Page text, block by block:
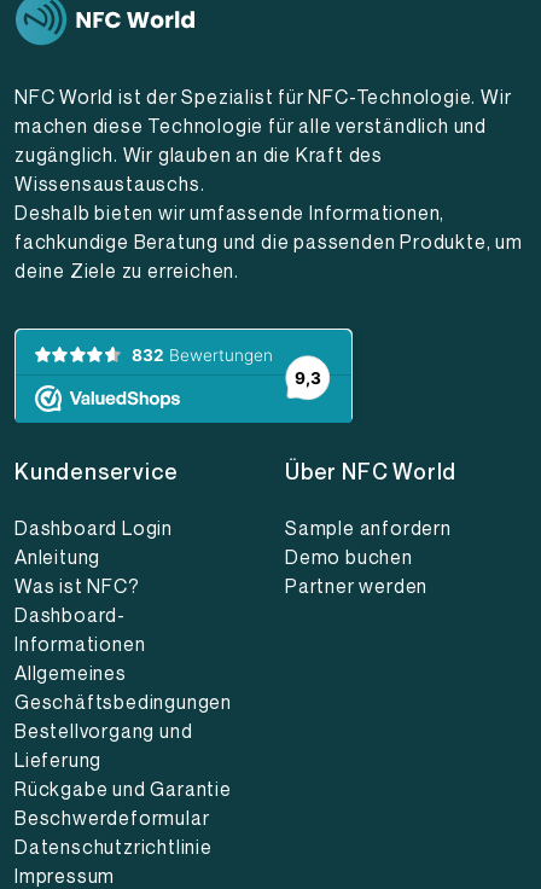
NFC World ist der Spezialist für NFC-Technologie. Wir
machen diese Technologie für alle verständlich und
zugänglich. Wir glauben an die Kraft des
Wissensaustauschs.
Deshalb bieten wir umfassende Informationen,
fachkundige Beratung und die passenden Produkte, um
deine Ziele zu erreichen.
Kundenservice
Dashboard Login
Anleitung
Was ist NFC?
Dashboard-
Informationen
Allgemeines
Geschäftsbedingungen
Bestellvorgang und
Lieferung
Rückgabe und Garantie
Beschwerdeformular
Datenschutzrichtlinie
Impressum
Über NFC World
Sample anfordern
Demo buchen
Partner werden